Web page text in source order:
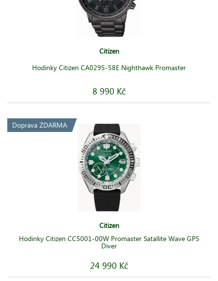
Citizen
Hodinky Citizen CA0295-58E Nighthawk Promaster
8 990 Kč
Doprava ZDARMA
Citizen
Hodinky Citizen CC5001-00W Promaster Satallite Wave GPS
Diver
24 990 Kč